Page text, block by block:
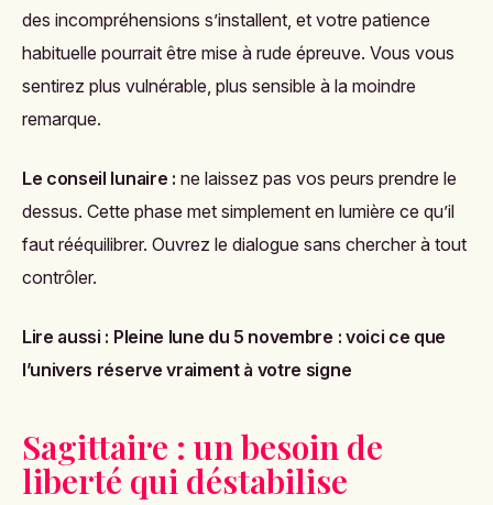
des incompréhensions s’installent, et votre patience
habituelle pourrait être mise à rude épreuve. Vous vous
sentirez plus vulnérable, plus sensible à la moindre
remarque.
Le conseil lunaire : ne laissez pas vos peurs prendre le
dessus. Cette phase met simplement en lumière ce qu’il
faut rééquilibrer. Ouvrez le dialogue sans chercher à tout
contrôler.
Lire aussi : Pleine lune du 5 novembre : voici ce que
l’univers réserve vraiment à votre signe
Sagittaire : un besoin de
liberté qui déstabilise